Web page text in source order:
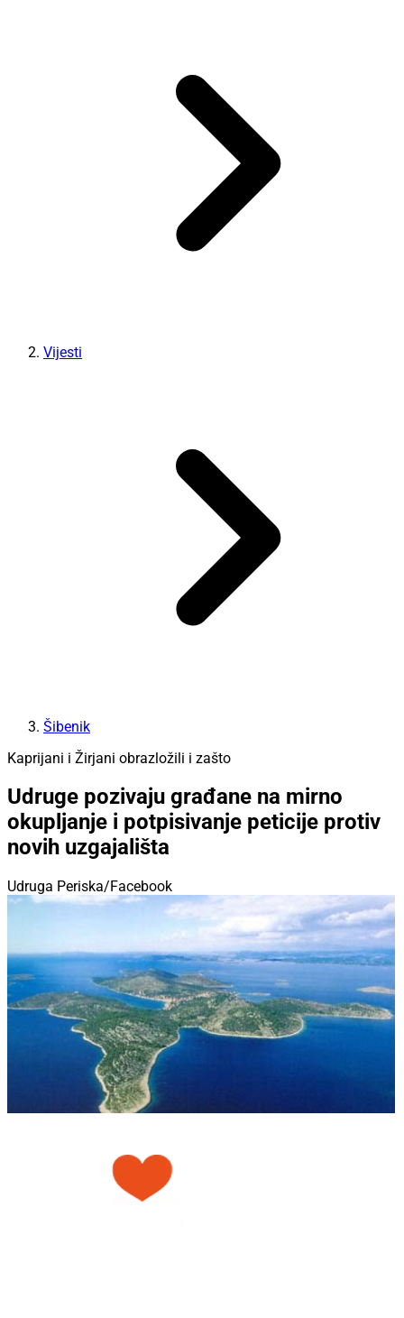
Kaprijani i Žirjani obrazložili i zašto
Udruge pozivaju građane na mirno
okupljanje i potpisivanje peticije protiv
novih uzgajališta
Udruga Periska/Facebook